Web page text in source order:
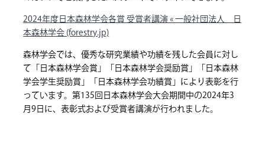
2024年度日本森林学会各賞 受賞者講演 « 一般社団法人 日
本森林学会 (forestry.jp)
森林学会では、優秀な研究業績や功績を残した会員に対し
て「日本森林学会賞」「日本森林学会奨励賞」「日本森林
学会学生奨励賞」「日本森林学会功績賞」により表彰を行
っています。第135回日本森林学会大会期間中の2024年3
月9日に、表彰式および受賞者講演が行われました。